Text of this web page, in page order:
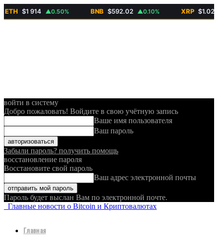
$1 914 ▲0.50% $592.02 ▲0.10% $1.02
войти в систему
Добро пожаловать! Войдите в свою учётную запись
Ваше имя пользователя
Ваш пароль
Забыли пароль? получить помощь
восстановление пароля
Восстановите свой пароль
Ваш адрес электронной почты
Пароль будет выслан Вам по электронной почте.
Главные новости о Bitcoin и Криптовалютах
Главная